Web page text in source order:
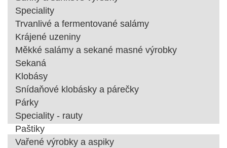
Speciality
Trvanlivé a fermentované salámy
Krájené uzeniny
Měkké salámy a sekané masné výrobky
Sekaná
Klobásy
Snídaňové klobásky a párečky
Párky
Speciality - rauty
Paštiky
Vařené výrobky a aspiky